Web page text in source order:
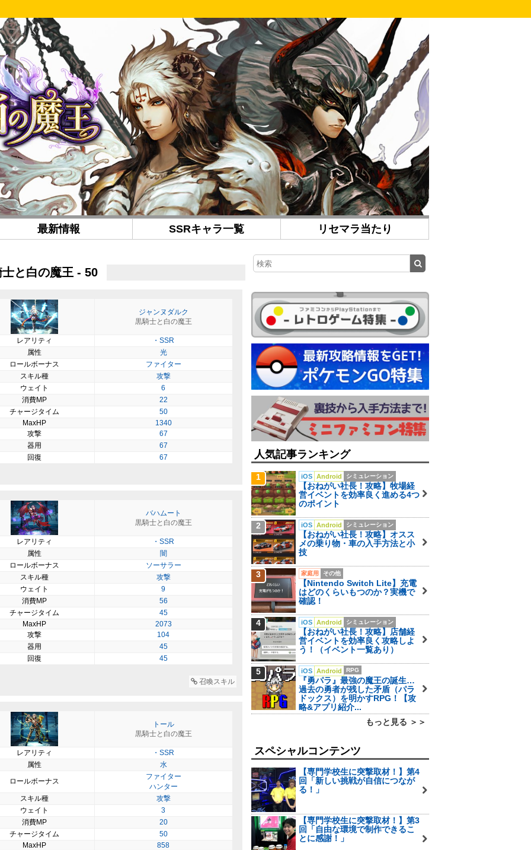
最新情報 SSRキャラ一覧 リセマラ当たり
と白の魔王 - 50
ジャンヌダルク
黒騎士と白の魔王
レアリティ
・SSR
属性
光
ロールボーナス
ファイター
スキル種
攻撃
ウェイト
6
消費MP
22
チャージタイム
50
MaxHP
1340
攻撃
67
器用
67
回復
67
バハムート
黒騎士と白の魔王
レアリティ
・SSR
属性
闇
ロールボーナス
ソーサラー
スキル種
攻撃
ウェイト
9
消費MP
56
チャージタイム
45
MaxHP
2073
攻撃
104
器用
45
回復
45
召喚スキル
トール
黒騎士と白の魔王
レアリティ
・SSR
属性
水
ロールボーナス
ファイター
ハンター
スキル種
攻撃
ウェイト
3
消費MP
20
チャージタイム
50
MaxHP
858
人気記事ランキング
1 iOS Android シミュレーション
【おねがい社長！攻略】牧場経
営イベントを効率良く進める4つ
のポイント
2 iOS Android シミュレーション
【おねがい社長！攻略】オスス
メの乗り物・車の入手方法と小
技
3 家庭用 その他
【Nintendo Switch Lite】充電
はどのくらいもつのか？実機で
確認！
4 iOS Android シミュレーション
【おねがい社長！攻略】店舗経
営イベントを効率良く攻略しよ
う！（イベント一覧あり）
5 iOS Android RPG
『勇パラ』最強の魔王の誕生…
過去の勇者が残した矛盾（パラ
ドックス）を明かすRPG！【攻
略&アプリ紹介...
もっと見る ＞＞
スペシャルコンテンツ
【専門学校生に突撃取材！】第4
回「新しい挑戦が自信につなが
る！」
【専門学校生に突撃取材！】第3
回「自由な環境で制作できるこ
とに感謝！」